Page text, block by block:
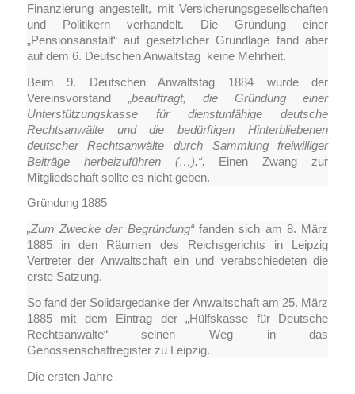
Finanzierung angestellt, mit Versicherungsgesellschaften
und Politikern verhandelt. Die Gründung einer
„Pensionsanstalt“ auf gesetzlicher Grundlage fand aber
auf dem 6. Deutschen Anwaltstag keine Mehrheit.
Beim 9. Deutschen Anwaltstag 1884 wurde der
Vereinsvorstand „beauftragt, die Gründung einer
Unterstützungskasse für dienstunfähige deutsche
Rechtsanwälte und die bedürftigen Hinterbliebenen
deutscher Rechtsanwälte durch Sammlung freiwilliger
Beiträge herbeizuführen (…).“. Einen Zwang zur
Mitgliedschaft sollte es nicht geben.
Gründung 1885
„Zum Zwecke der Begründung“fanden sich am 8. März
1885 in den Räumen des Reichsgerichts in Leipzig
Vertreter der Anwaltschaft ein und verabschiedeten die
erste Satzung.
So fand der Solidargedanke der Anwaltschaft am 25. März
1885 mit dem Eintrag der „Hülfskasse für Deutsche
Rechtsanwälte“ seinen Weg in das
Genossenschaftregister zu Leipzig.
Die ersten Jahre